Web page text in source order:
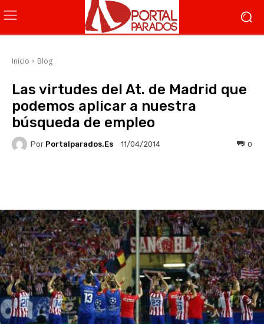
Inicio Blog
Las virtudes del At. de Madrid que
podemos aplicar a nuestra
búsqueda de empleo
Por Portalparados.es 11/04/2014 0